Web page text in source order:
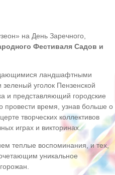
на День Заречного,
Фестиваля Садов и
ландшафтными
уголок Пензенской
и представляющий городские
провести время, узнав больше о
творческих коллективов
играх и викторинах.
теплые воспоминания, и тех,
уникальное